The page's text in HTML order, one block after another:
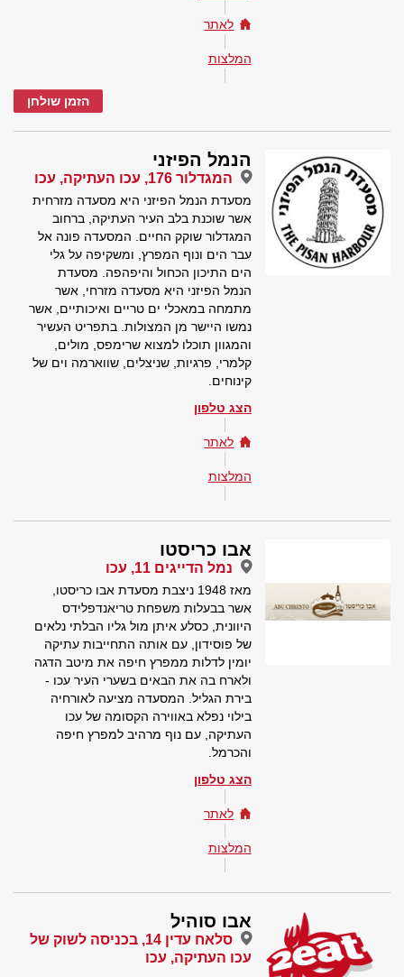
לאתר
המלצות
הזמן שולחן
הנמל הפיזני
המגדלור 176, עכו העתיקה, עכו
מסעדת הנמל הפיזני היא מסעדה מזרחית
אשר שוכנת בלב העיר העתיקה, ברחוב
המגדלור שוקק החיים. המסעדה פונה אל
עבר הים ונוף המפרץ, ומשקיפה על גלי
הים התיכון הכחול והיפהפה. מסעדת
הנמל הפיזני היא מסעדה מזרחי, אשר
מתמחה במאכלי ים טריים ואיכותיים, אשר
נמשו היישר מן המצולות. בתפריט העשיר
והמגוון תוכלו למצוא שרימפס, מולים,
קלמרי, פרגיות, שניצלים, שווארמה וים של
קינוחים.
הצג טלפון
לאתר
המלצות
אבו כריסטו
נמל הדייגים 11, עכו
מאז 1948 ניצבת מסעדת אבו כריסטו,
אשר בבעלות משפחת טריאנדפלידס
היוונית, כסלע איתן מול גליו הבלתי נלאים
של פוסידון, עם אותה התחייבות עתיקה
יומין לדלות ממפרץ חיפה את מיטב הדגה
ולארח בה את הבאים בשערי העיר עכו -
בירת הגליל. המסעדה מציעה לאורחיה
בילוי נפלא באווירה הקסומה של עכו
העתיקה, עם נוף מרהיב למפרץ חיפה
והכרמל.
הצג טלפון
לאתר
המלצות
אבו סוהיל
סלאח עדין 14, בכניסה לשוק של
עכו העתיקה, עכו